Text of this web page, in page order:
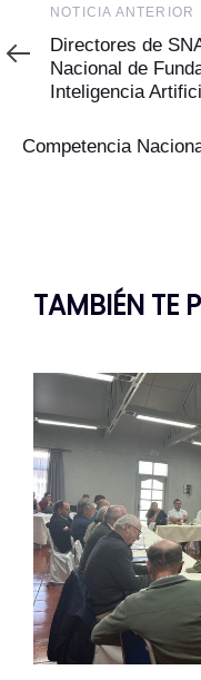
Noticia
Anterior
NOTICIA ANTERIOR
Directores de
Nacional de
Inteligencia
Artículo
Competencia
TAMBIÉN TE